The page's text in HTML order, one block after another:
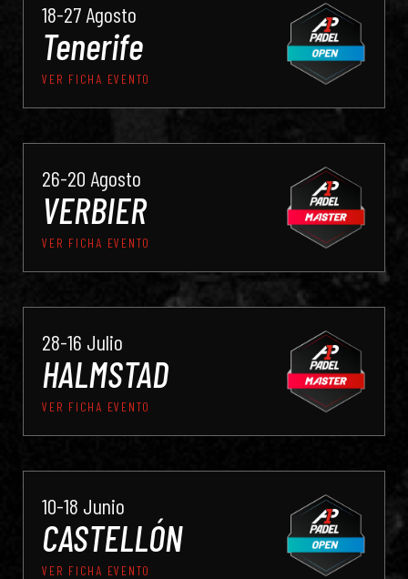
18-27 Agosto
Tenerife
VER FICHA EVENTO
26-20 Agosto
VERBIER
VER FICHA EVENTO
28-16 Julio
HALMSTAD
VER FICHA EVENTO
10-18 Junio
CASTELLÓN
VER FICHA EVENTO